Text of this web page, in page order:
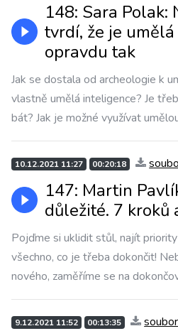
148: Sara Polak:
tvrdí, že je
opravdu tak
Jak se dostala od archeologie k
vlastně umělá inteligence? Je
bát? Jak je možné využívat
10.12.2021 11:27 00:20:18
147: Martin
důležité. 7 kroků
Pojďme si uklidit stůl, najít
všechno, co je třeba dokončit!
nového, zaměříme se na
9.12.2021 11:52 00:13:35